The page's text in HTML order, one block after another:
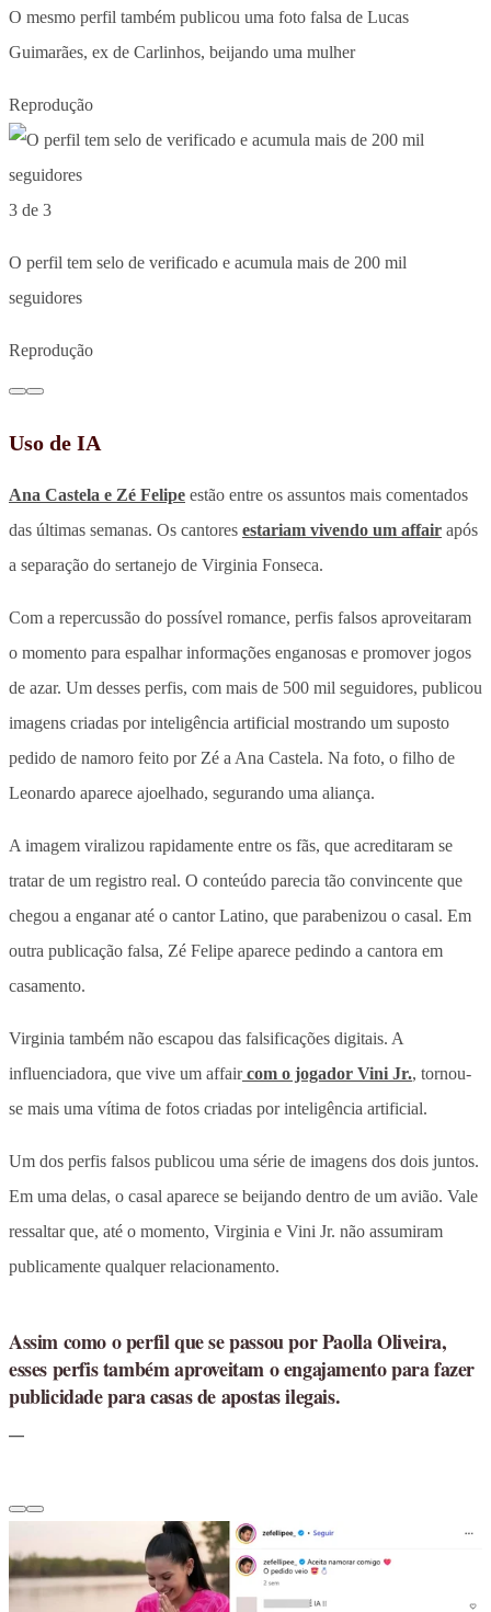
O mesmo perfil também publicou uma foto falsa de Lucas
Guimarães, ex de Carlinhos, beijando uma mulher
Reprodução
3 de 3
O perfil tem selo de verificado e acumula mais de 200 mil
seguidores
Reprodução
Uso de IA
Ana Castela e Zé Felipe estão entre os assuntos mais comentados
das últimas semanas. Os cantores estariam vivendo um affair após
a separação do sertanejo de Virginia Fonseca.
Com a repercussão do possível romance, perfis falsos aproveitaram
o momento para espalhar informações enganosas e promover jogos
de azar. Um desses perfis, com mais de 500 mil seguidores, publicou
imagens criadas por inteligência artificial mostrando um suposto
pedido de namoro feito por Zé a Ana Castela. Na foto, o filho de
Leonardo aparece ajoelhado, segurando uma aliança.
A imagem viralizou rapidamente entre os fãs, que acreditaram se
tratar de um registro real. O conteúdo parecia tão convincente que
chegou a enganar até o cantor Latino, que parabenizou o casal. Em
outra publicação falsa, Zé Felipe aparece pedindo a cantora em
casamento.
Virginia também não escapou das falsificações digitais. A
influenciadora, que vive um affaircom o jogador Vini Jr., tornou-
se mais uma vítima de fotos criadas por inteligência artificial.
Um dos perfis falsos publicou uma série de imagens dos dois juntos.
Em uma delas, o casal aparece se beijando dentro de um avião. Vale
ressaltar que, até o momento, Virginia e Vini Jr. não assumiram
publicamente qualquer relacionamento.
Assim como o perfil que se passou por Paolla Oliveira,
esses perfis também aproveitam o engajamento para fazer
publicidade para casas de apostas ilegais.